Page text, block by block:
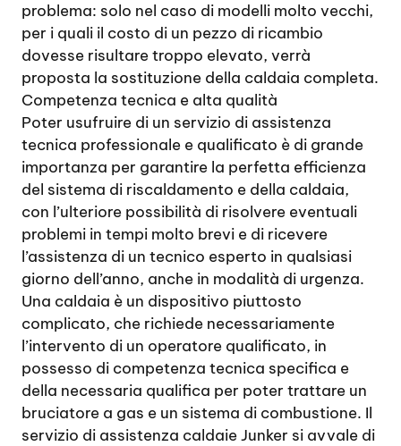
problema: solo nel caso di modelli molto vecchi,
per i quali il costo di un pezzo di ricambio
dovesse risultare troppo elevato, verrà
proposta la sostituzione della caldaia completa.
Competenza tecnica e alta qualità
Poter usufruire di un servizio di assistenza
tecnica professionale e qualificato è di grande
importanza per garantire la perfetta efficienza
del sistema di riscaldamento e della caldaia,
con l’ulteriore possibilità di risolvere eventuali
problemi in tempi molto brevi e di ricevere
l’assistenza di un tecnico esperto in qualsiasi
giorno dell’anno, anche in modalità di urgenza.
Una caldaia è un dispositivo piuttosto
complicato, che richiede necessariamente
l’intervento di un operatore qualificato, in
possesso di competenza tecnica specifica e
della necessaria qualifica per poter trattare un
bruciatore a gas e un sistema di combustione. Il
servizio di assistenza caldaie Junker si avvale di